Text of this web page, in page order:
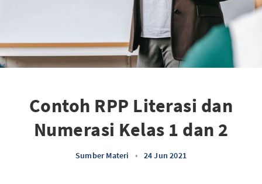
Contoh RPP Literasi dan
Numerasi Kelas 1 dan 2
Sumber Materi • 24 Jun 2021